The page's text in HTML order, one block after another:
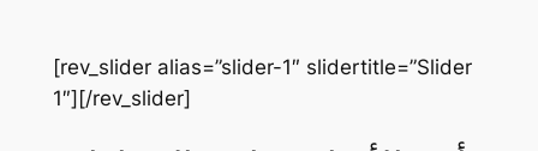
[rev_slider alias=”slider-1″ slidertitle=”Slider
1″][/rev_slider]